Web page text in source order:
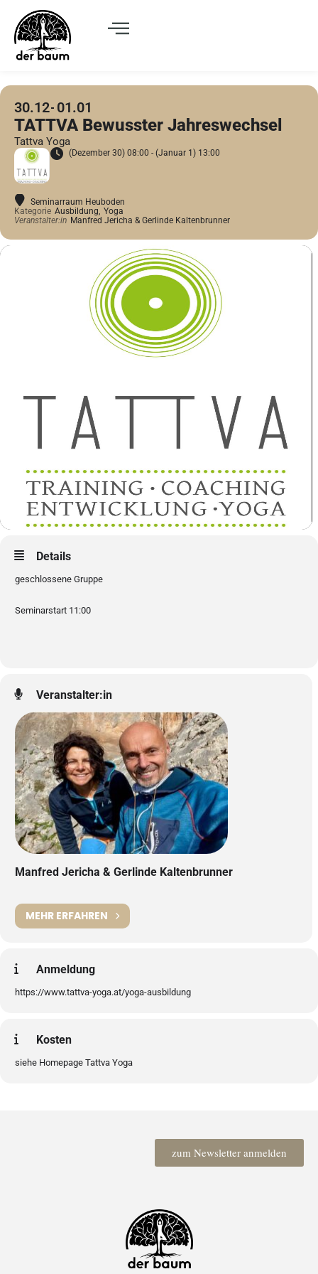
30.12 01.01
TATTVA Bewusster Jahreswechsel
Tattva Yoga
(Dezember 30) 08:00 - (Januar 1) 13:00
Seminarraum Heuboden
Kategorie Ausbildung, Yoga
Veranstalter:in Manfred Jericha & Gerlinde Kaltenbrunner
Details
geschlossene Gruppe
Seminarstart 11:00
Veranstalter:in
Manfred Jericha & Gerlinde Kaltenbrunner
MEHR ERFAHREN
Anmeldung
https://www.tattva-yoga.at/yoga-ausbildung
Kosten
siehe Homepage Tattva Yoga
zum Newsletter anmelden